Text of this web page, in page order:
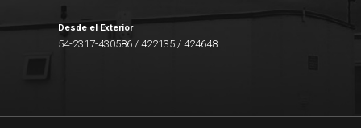
Desde el Exterior
54-2317-430586 / 422135 / 424648